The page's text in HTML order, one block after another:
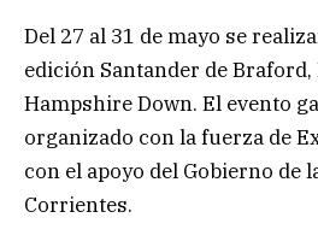
Del 27 al 31 de mayo se
edición Santander de
Hampshire Down. El evento
organizado con la fuerza de
con el apoyo del Gobierno de
Corrientes.